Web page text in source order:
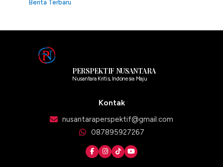
Berita Terbaru
PERSPEKTIF NUSANTARA
Nusantara Kritis, Indonesia Maju
Kontak
nusantaraperspektif@gmail.com
087895927267